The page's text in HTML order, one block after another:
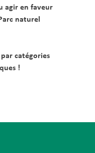
agir en faveur
naturel
catégories
!